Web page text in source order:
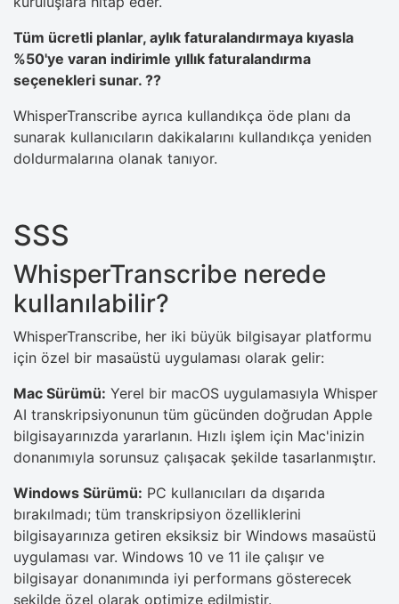
Tüm ücretli planlar, aylık faturalandırmaya kıyasla
%50'ye varan indirimle yıllık faturalandırma
seçenekleri sunar. ??
WhisperTranscribe ayrıca kullandıkça öde planı da
sunarak kullanıcıların dakikalarını kullandıkça yeniden
doldurmalarına olanak tanıyor.
SSS
WhisperTranscribe nerede
kullanılabilir?
WhisperTranscribe, her iki büyük bilgisayar platformu
için özel bir masaüstü uygulaması olarak gelir:
Mac Sürümü: Yerel bir macOS uygulamasıyla Whisper
AI transkripsiyonunun tüm gücünden doğrudan Apple
bilgisayarınızda yararlanın. Hızlı işlem için Mac'inizin
donanımıyla sorunsuz çalışacak şekilde tasarlanmıştır.
Windows Sürümü: PC kullanıcıları da dışarıda
bırakılmadı; tüm transkripsiyon özelliklerini
bilgisayarınıza getiren eksiksiz bir Windows masaüstü
uygulaması var. Windows 10 ve 11 ile çalışır ve
bilgisayar donanımında iyi performans gösterecek
şekilde özel olarak optimize edilmiştir.